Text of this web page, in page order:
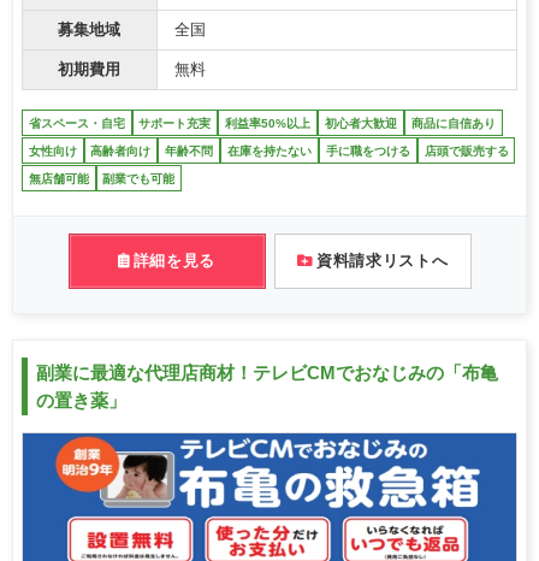
募集地域 全国
初期費用 無料
省スペース・自宅 サポート充実 利益率50%以上 初心者大歓迎 商品に自信あり
女性向け 高齢者向け 年齢不問 在庫を持たない 手に職をつける 店頭で販売する
無店舗可能 副業でも可能
詳細を見る 資料請求リストへ
副業に最適な代理店商材！テレビCMでおなじみの「布亀
の置き薬」